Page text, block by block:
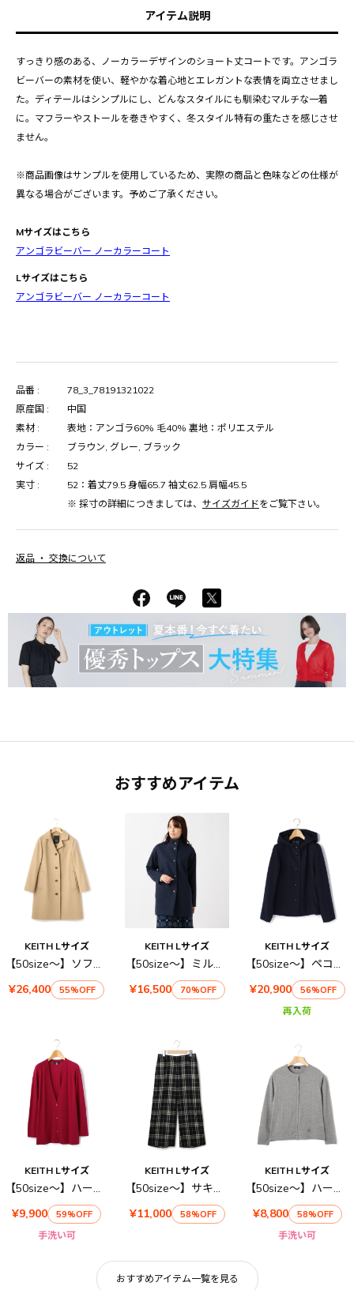
アイテム説明
すっきり感のある、ノーカラーデザインのショート丈コートです。アンゴラ
ビーバーの素材を使い、軽やかな着心地とエレガントな表情を両立させまし
た。ディテールはシンプルにし、どんなスタイルにも馴染むマルチな一着
に。マフラーやストールを巻きやすく、冬スタイル特有の重たさを感じさせ
ません。
※商品画像はサンプルを使用しているため、実際の商品と色味などの仕様が
異なる場合がございます。予めご了承ください。
Mサイズはこちら
アンゴラビーバー ノーカラーコート
Lサイズはこちら
アンゴラビーバー ノーカラーコート
品番 :
78_3_78191321022
原産国 :
中国
素材 :
表地：アンゴラ60% 毛40% 裏地：ポリエステル
カラー :
ブラウン, グレー, ブラック
サイズ :
52
実寸 :
52：着丈79.5 身幅65.7 袖丈62.5 肩幅45.5
※ 採寸の詳細につきましては、 サイズガイドをご覧下さい。
返品 ・ 交換について
おすすめアイテム
KEITH Lサイズ
【50size～】ソフトメルトンロングコート
¥26,400
55%OFF
KEITH Lサイズ
【50size～】ミルドジャージーコート
¥16,500
70%OFF
KEITH Lサイズ
【50size～】ペコラムメルトン コート
¥20,900
56%OFF
再入荷
KEITH Lサイズ
【50size～】ハーモニー ロングカーディガン
¥9,900
59%OFF
手洗い可
KEITH Lサイズ
【50size～】サキソニーストレッチパンツ
¥11,000
58%OFF
KEITH Lサイズ
【50size～】ハーモニー ニットカーディガン
¥8,800
58%OFF
手洗い可
おすすめアイテム一覧を見る